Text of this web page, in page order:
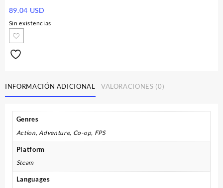
89.04 USD
Sin existencias
INFORMACIÓN ADICIONAL VALORACIONES (0)
Genres
Action, Adventure, Co-op, FPS
Platform
Steam
Languages